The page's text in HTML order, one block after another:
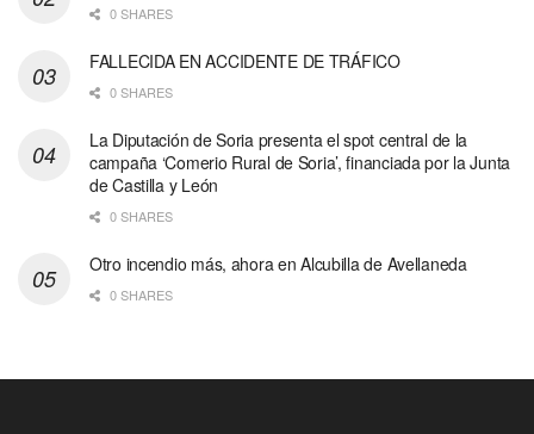
0 SHARES
FALLECIDA EN ACCIDENTE DE TRÁFICO
0 SHARES
La Diputación de Soria presenta el spot central de la
campaña ‘Comerio Rural de Soria’, financiada por la Junta
de Castilla y León
0 SHARES
Otro incendio más, ahora en Alcubilla de Avellaneda
0 SHARES